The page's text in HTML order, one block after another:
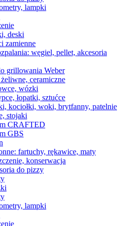
lampki
deski
zamienne
węgiel, pellet, akcesoria
grillowania Weber
żeliwne, ceramiczne
wózki
łopatki, sztućce
kociołki, woki, brytfanny, patelnie
stojaki
CRAFTED
GBS
fartuchy, rękawice, maty
konserwacja
do pizzy
lampki